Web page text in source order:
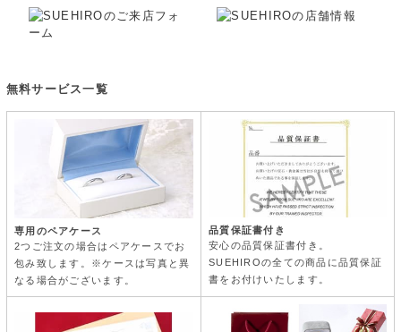
無料サービス一覧
専用のペアケース
2つご注文の場合はペアケースでお
包み致します。※ケースは写真と異
なる場合がございます。
品質保証書付き
安心の品質保証書付き。
SUEHIROの全ての商品に品質保証
書をお付けいたします。